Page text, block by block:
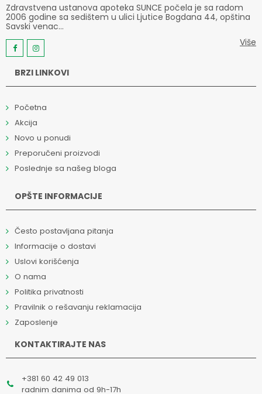
Zdravstvena ustanova apoteka SUNCE počela je sa radom
2006 godine sa sedištem u ulici Ljutice Bogdana 44, opština
Savski venac...
Više
BRZI LINKOVI
Početna
Akcija
Novo u ponudi
Preporučeni proizvodi
Poslednje sa našeg bloga
OPŠTE INFORMACIJE
Često postavljana pitanja
Informacije o dostavi
Uslovi korišćenja
O nama
Politika privatnosti
Pravilnik o rešavanju reklamacija
Zaposlenje
KONTAKTIRAJTE NAS
+381 60 42 49 013
radnim danima od 9h-17h